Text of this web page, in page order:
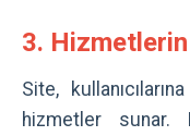
3. Hizmetlerin
Site,
hizmetler sunar.